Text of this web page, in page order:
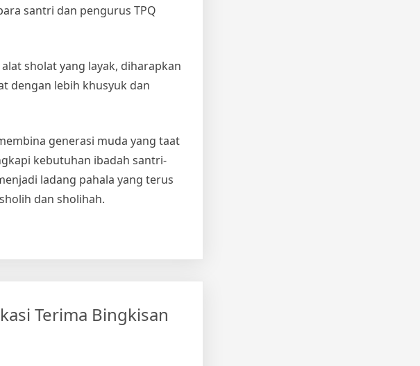
santri dan pengurus TPQ
sholat yang layak, diharapkan
dengan lebih khusyuk dan
generasi muda yang taat
kebutuhan ibadah santri-
ladang pahala yang terus
dan sholihah.
Terima Bingkisan